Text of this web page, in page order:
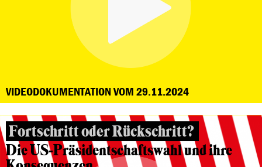
VIDEODOKUMENTATION VOM 29.11.2024
Fortschritt oder Rückschritt?
Die US-Präsidentschaftswahl und ihre